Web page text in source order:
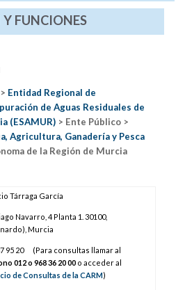
FUNCIONES
> Entidad Regional de
de Aguas Residuales de
(ESAMUR)> Ente Público >
Agricultura, Ganadería y Pesca
de la Región de Murcia
Tárraga García
Navarro, 4 Planta 1. 30100,
Murcia
7 95 20
(Para consultas llamar al
012 o 968 36 20 00 o acceder al
de Consultas de la CARM)